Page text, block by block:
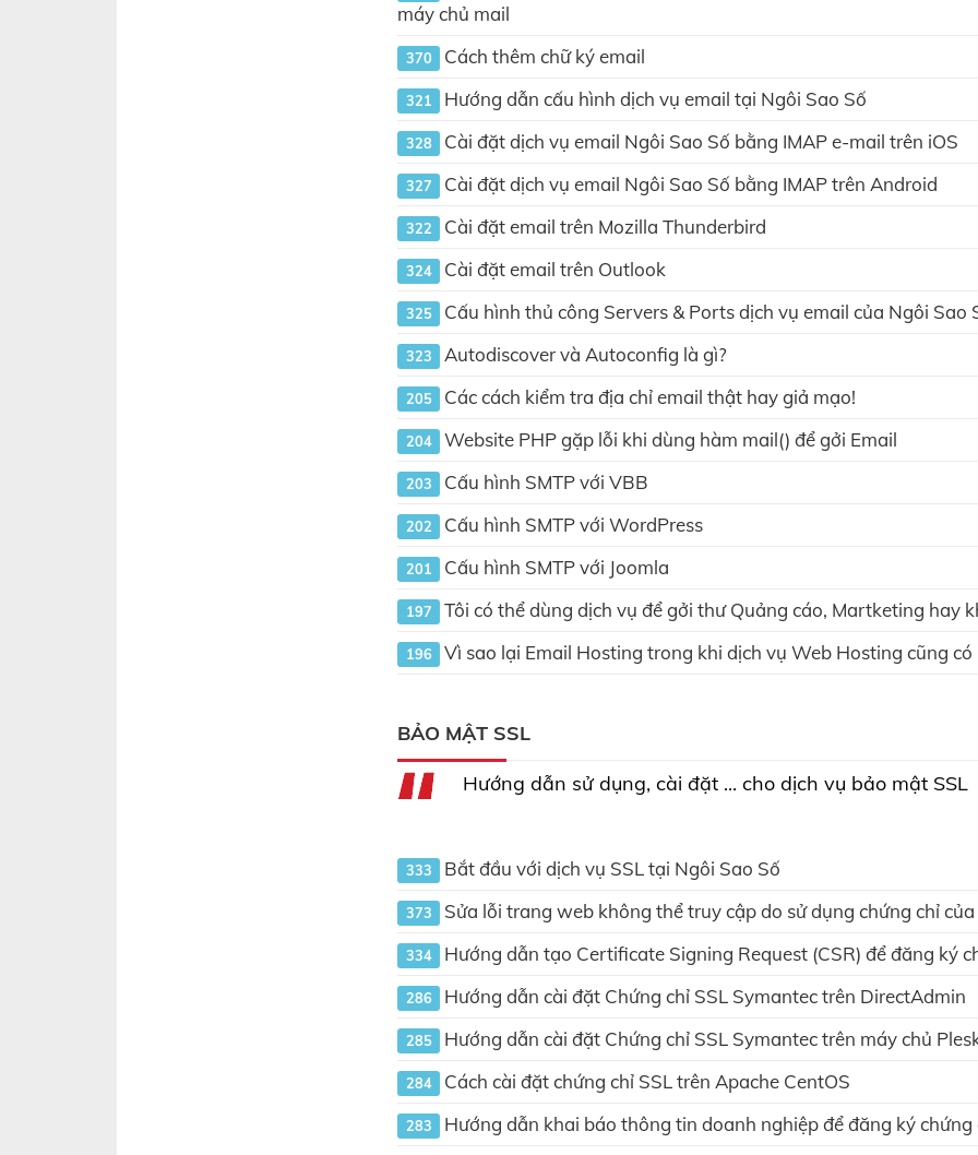
máy chủ mail
370 Cách thêm chữ ký email
321 Hướng dẫn cấu hình dịch vụ email tại Ngôi Sao Số
328 Cài đặt dịch vụ email Ngôi Sao Số bằng IMAP e-mail trên iOS
327 Cài đặt dịch vụ email Ngôi Sao Số bằng IMAP trên Android
322 Cài đặt email trên Mozilla Thunderbird
324 Cài đặt email trên Outlook
325 Cấu hình thủ công Servers & Ports dịch vụ email của Ngôi Sao
323 Autodiscover và Autoconfig là gì?
205 Các cách kiểm tra địa chỉ email thật hay giả mạo!
204 Website PHP gặp lỗi khi dùng hàm mail() để gởi Email
203 Cấu hình SMTP với VBB
202 Cấu hình SMTP với WordPress
201 Cấu hình SMTP với Joomla
197 Tôi có thể dùng dịch vụ để gởi thư Quảng cáo, Martketing hay
196 Vì sao lại Email Hosting trong khi dịch vụ Web Hosting cũng có
BẢO MẬT SSL
Hướng dẫn sử dụng, cài đặt ... cho dịch vụ bảo mật SSL
333 Bắt đầu với dịch vụ SSL tại Ngôi Sao Số
373 Sửa lỗi trang web không thể truy cập do sử dụng chứng chỉ
334 Hướng dẫn tạo Certificate Signing Request (CSR) để đăng ký
286 Hướng dẫn cài đặt Chứng chỉ SSL Symantec trên DirectAdmin
285 Hướng dẫn cài đặt Chứng chỉ SSL Symantec trên máy chủ
284 Cách cài đặt chứng chỉ SSL trên Apache CentOS
283 Hướng dẫn khai báo thông tin doanh nghiệp để đăng ký chứng